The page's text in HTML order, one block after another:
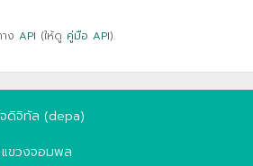
ง API (ให้ดู คู่มือ API).
ดิจิทัล (depa)
ขวงจอมพล